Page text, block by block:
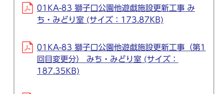
01KA-83 獅子口公園他遊戯施設更新工事 み
ち・みどり室 (サイズ：173.87KB)
01KA-83 獅子口公園他遊戯施設更新工事（第1
回目変更分） みち・みどり室 (サイズ：
187.35KB)